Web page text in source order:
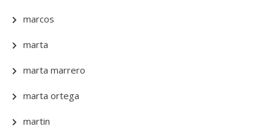
marcos
marta
marta marrero
marta ortega
martin